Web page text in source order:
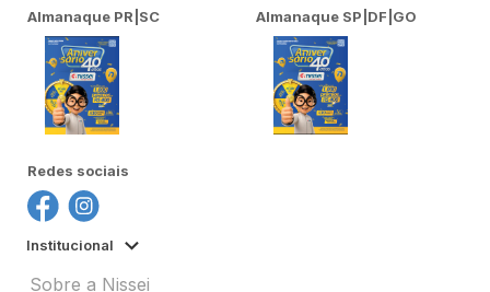
Almanaque PR|SC Almanaque SP|DF|GO
Redes sociais
Institucional
Sobre a Nissei